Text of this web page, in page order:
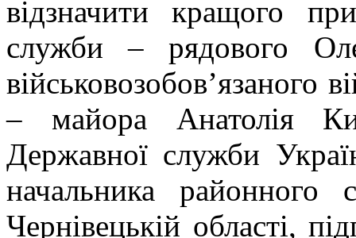
відзначити кращого
служби – рядового
військовозобов’язаного
– майора Анатолія
Державної служби
начальника
Чернівецькій області,